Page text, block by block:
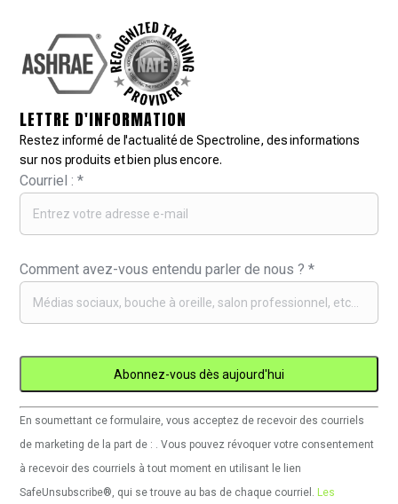
LETTRE D'INFORMATION
Restez informé de l'actualité de Spectroline, des informations
sur nos produits et bien plus encore.
Courriel :*
Comment avez-vous entendu parler de nous ?*
Utilisation
de
Constant
Contact.
En soumettant ce formulaire, vous acceptez de recevoir des courriels
de marketing de la part de : . Vous pouvez révoquer votre consentement
à recevoir des courriels à tout moment en utilisant le lien
SafeUnsubscribe®, qui se trouve au bas de chaque courriel. Les